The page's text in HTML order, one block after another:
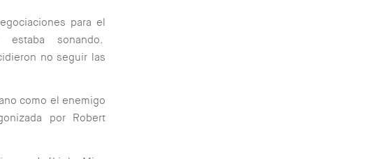
para el
sonando.
no seguir las
como el enemigo
por Robert